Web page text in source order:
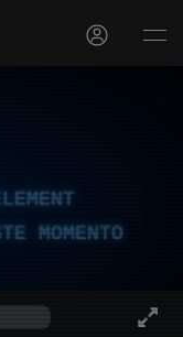
MOMENTO